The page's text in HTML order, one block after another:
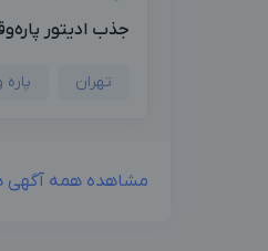
جذب ادیتور
تهران
مشاهده همه آگهی